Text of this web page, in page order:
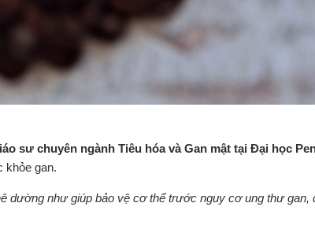
sư chuyên ngành Tiêu hóa và Gan mật tại Đại học
khỏe gan.
dường như giúp bảo vệ cơ thể trước nguy cơ ung thư gan,